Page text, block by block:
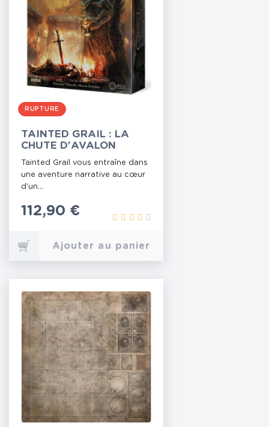
RUPTURE
TAINTED GRAIL : LA
CHUTE D'AVALON
Tainted Grail vous entraîne dans
une aventure narrative au cœur
d’un...
Prix
112,90 €
Ajouter au panier